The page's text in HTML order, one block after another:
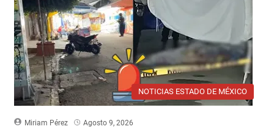
NOTICIAS ESTADO DE MÉXICO
Miriam Pérez Agosto 9, 2026